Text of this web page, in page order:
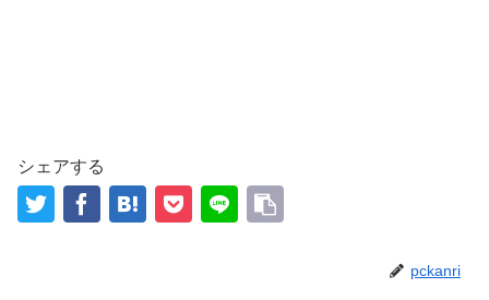
シェアする
pckanri